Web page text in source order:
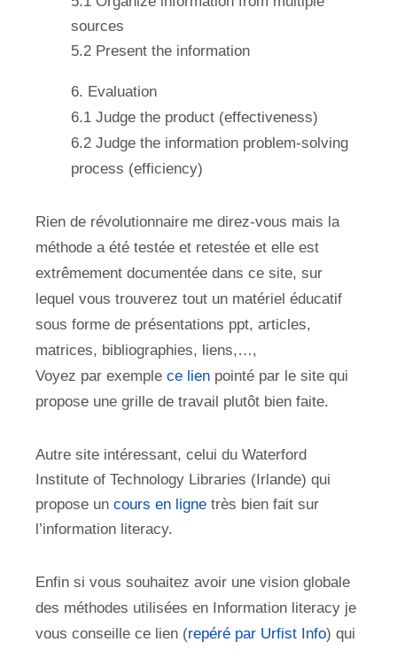
sources
5.2 Present the information
6. Evaluation
6.1 Judge the product (effectiveness)
6.2 Judge the information problem-solving
process (efficiency)
Rien de révolutionnaire me direz-vous mais la
méthode a été testée et retestée et elle est
extrêmement documentée dans ce site, sur
lequel vous trouverez tout un matériel éducatif
sous forme de présentations ppt, articles,
matrices, bibliographies, liens,…,
Voyez par exemple ce lien pointé par le site qui
propose une grille de travail plutôt bien faite.
Autre site intéressant, celui du Waterford
Institute of Technology Libraries (Irlande) qui
propose un cours en ligne très bien fait sur
l’information literacy.
Enfin si vous souhaitez avoir une vision globale
des méthodes utilisées en Information literacy je
vous conseille ce lien (repéré par Urfist Info) qui